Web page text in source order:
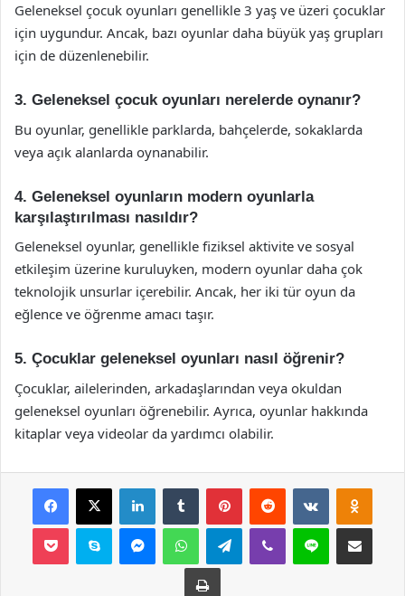
Geleneksel çocuk oyunları genellikle 3 yaş ve üzeri çocuklar
için uygundur. Ancak, bazı oyunlar daha büyük yaş grupları
için de düzenlenebilir.
3. Geleneksel çocuk oyunları nerelerde oynanır?
Bu oyunlar, genellikle parklarda, bahçelerde, sokaklarda
veya açık alanlarda oynanabilir.
4. Geleneksel oyunların modern oyunlarla
karşılaştırılması nasıldır?
Geleneksel oyunlar, genellikle fiziksel aktivite ve sosyal
etkileşim üzerine kuruluyken, modern oyunlar daha çok
teknolojik unsurlar içerebilir. Ancak, her iki tür oyun da
eğlence ve öğrenme amacı taşır.
5. Çocuklar geleneksel oyunları nasıl öğrenir?
Çocuklar, ailelerinden, arkadaşlarından veya okuldan
geleneksel oyunları öğrenebilir. Ayrıca, oyunlar hakkında
kitaplar veya videolar da yardımcı olabilir.
Facebook
X LinkedInTumblr PinterestReddit VKontakte
Pocket Skype MessengerWhatsAppTelegramViber Line E-Posta ile
Yazdır